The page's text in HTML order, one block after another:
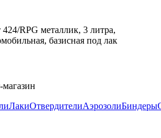
RPG металлик, 3 литра,
базисная под лак
ЛакиОтвердителиАэрозолиБиндеры